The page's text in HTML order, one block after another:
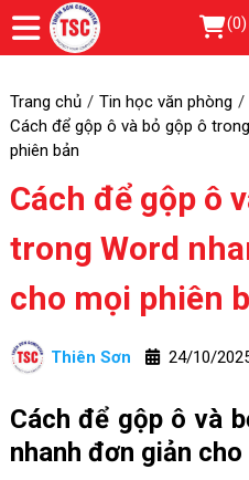
(0)
Trang chủ
Tin học văn phòng
Cách để gộp ô và bỏ gộp ô
phiên bản
Cách để gộp ô
trong Word
cho mọi phiên
Thiên Sơn 24/10/
Cách để gộp ô và
nhanh đơn giản